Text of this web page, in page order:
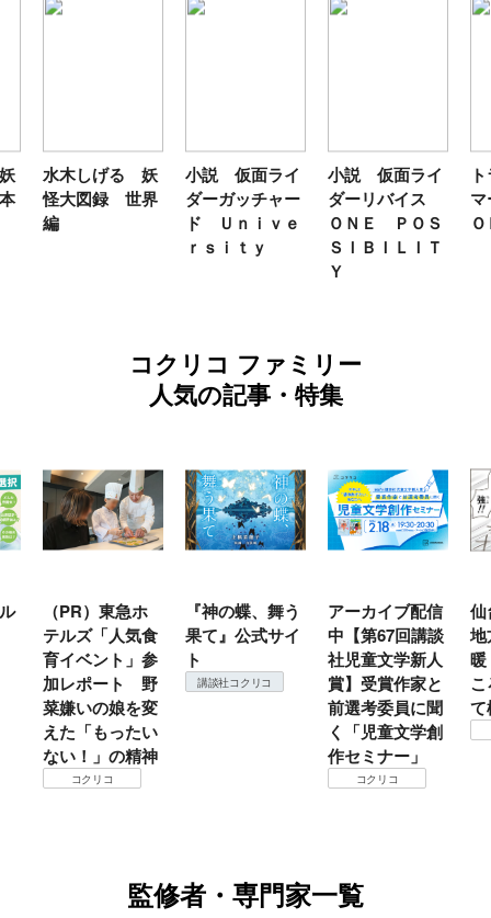
小説 仮面ライ
ダーガッチャー
ド Ｕｎｉｖｅ
小説 仮面ライ
ダーリバイス
ＯＮＥ ＰＯＳ
ＳＩＢＩＬＩＴ
トランスフォー
マーＦＡＮＢＯ
ＯＫ２０２６
コクリコ ファミリー
人気の記事・特集
『神の蝶、舞う
果て』公式サイ
ト
講談社コクリコ
アーカイブ配信
中【第67回講談
社児童文学新人
賞】受賞作家と
仙台の冬は東北
地方では温
暖？ 本当のと
ころは仙台に来
て検証すべし！
コクリコ
監修者・専門家一覧